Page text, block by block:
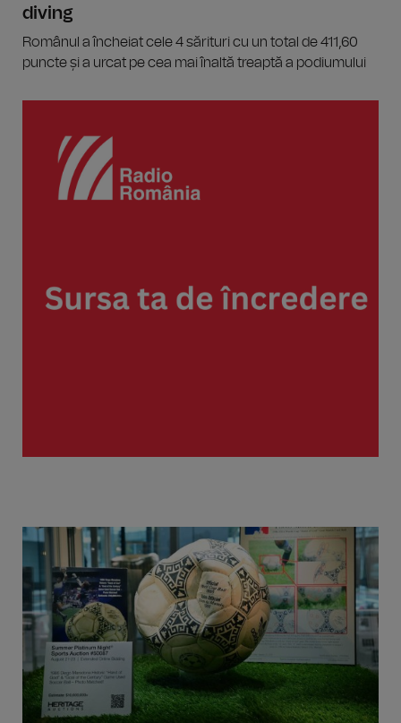
diving
Românul a încheiat cele 4 sărituri cu un total de 411,60
puncte și a urcat pe cea mai înaltă treaptă a podiumului